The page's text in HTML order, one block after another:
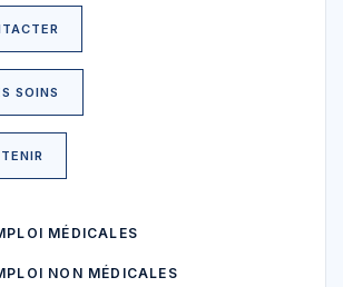
SOINS
MÉDICALES
NON MÉDICALES